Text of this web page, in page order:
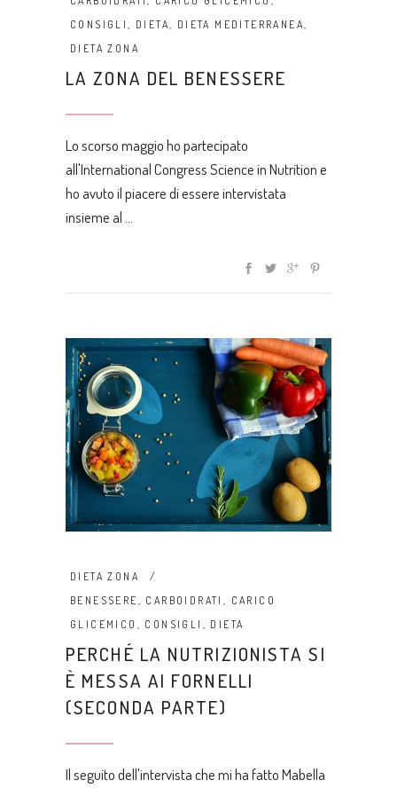
CONSIGLI, DIETA, DIETA MEDITERRANEA,
DIETA ZONA
LA ZONA DEL BENESSERE
Lo scorso maggio ho partecipato
all'International Congress Science in Nutrition e
ho avuto il piacere di essere intervistata
insieme al
DIETA ZONA
BENESSERE , CARBOIDRATI , CARICO
GLICEMICO , CONSIGLI , DIETA
PERCHÉ LA NUTRIZIONISTA SI
È MESSA AI FORNELLI
(SECONDA PARTE)
Il seguito dell'intervista che mi ha fatto Mabella